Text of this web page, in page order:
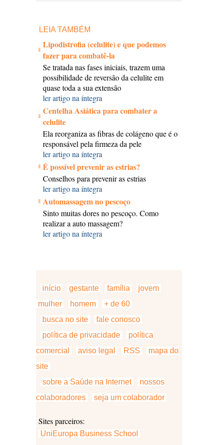
LEIA TAMBÉM
Lipodistrofia (celulite) e que podemos
fazer para combatê-la
Se tratada nas fases iniciais, trazem uma
possibilidade de reversão da celulite em
quase toda a sua extensão
ler artigo na íntegra
Centelha Asiática para combater a
celulite
Ela reorganiza as fibras de colágeno que é o
responsável pela firmeza da pele
ler artigo na íntegra
É possível prevenir as estrias?
Conselhos para prevenir as estrias
ler artigo na íntegra
Automassagem no pescoço
Sinto muitas dores no pescoço. Como
realizar a auto massagem?
ler artigo na íntegra
início gestante família
jovem
mulher
homem
+ de 60
busca no site
fale conosco
política de privacidade
política
comercial
aviso legal RSS
mapa do
site
sobre a Saúde na Internet
nossos
colaboradores
seja um colaborador
Sites parceiros:
UniEuropa Business School